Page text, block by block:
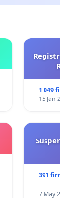
1 049
15 Jan
391
7 May